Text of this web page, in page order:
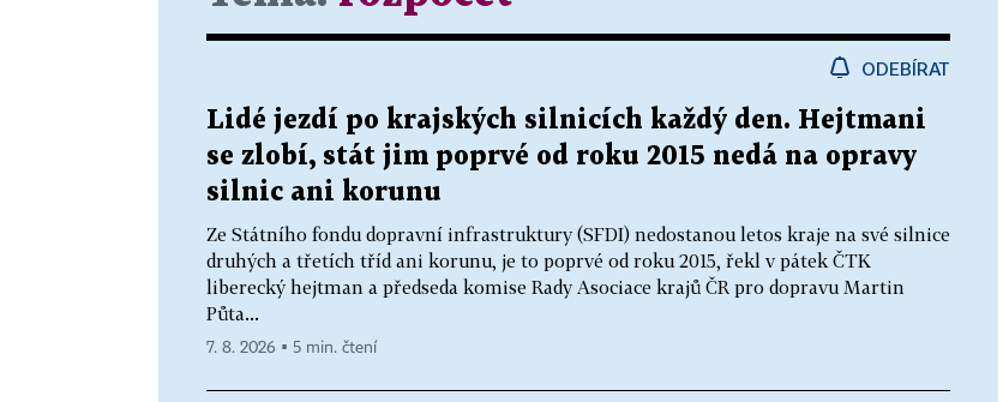
ODEBÍRAT
Lidé jezdí po krajských silnicích každý den. Hejtmani
se zlobí, stát jim poprvé od roku 2015 nedá na opravy
silnic ani korunu
Ze Státního fondu dopravní infrastruktury (SFDI) nedostanou letos kraje na své silnice
druhých a třetích tříd ani korunu, je to poprvé od roku 2015, řekl v pátek ČTK
liberecký hejtman a předseda komise Rady Asociace krajů ČR pro dopravu Martin
Půta...
7. 8. 2026 ▪ 5 min. čtení